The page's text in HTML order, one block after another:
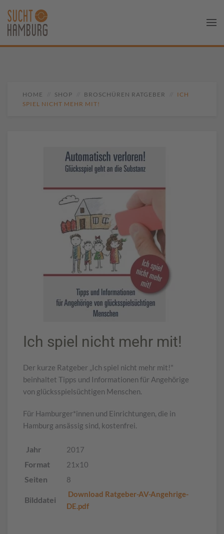
HOME SHOP BROSCHÜREN RATGEBER
ICH
SPIEL NICHT MEHR MIT!
Ich spiel nicht mehr mit!
Der kurze Ratgeber „Ich spiel nicht mehr mit!"
beinhaltet Tipps und Informationen für Angehörige
von glücksspielsüchtigen Menschen.
Für Hamburger*innen und Einrichtungen, die in
Hamburg ansässig sind, kostenfrei.
Jahr 2017
Format 21x10
Seiten 8
Bilddatei
Download Ratgeber-AV-Angehrige-
DE.pdf